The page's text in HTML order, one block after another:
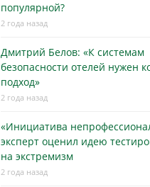
популярной?
2 года назад
Дмитрий Белов: «К системам
безопасности отелей нужен
подход»
2 года назад
«Инициатива
эксперт оценил идею
на экстремизм
2 года назад